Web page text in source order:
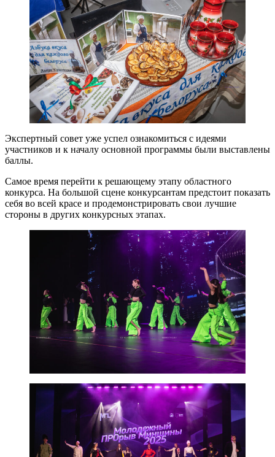
Экспертный совет уже успел ознакомиться с идеями
участников и к началу основной программы были выставлены
баллы.
Самое время перейти к решающему этапу областного
конкурса. На большой сцене конкурсантам предстоит показать
себя во всей красе и продемонстрировать свои лучшие
стороны в других конкурсных этапах.